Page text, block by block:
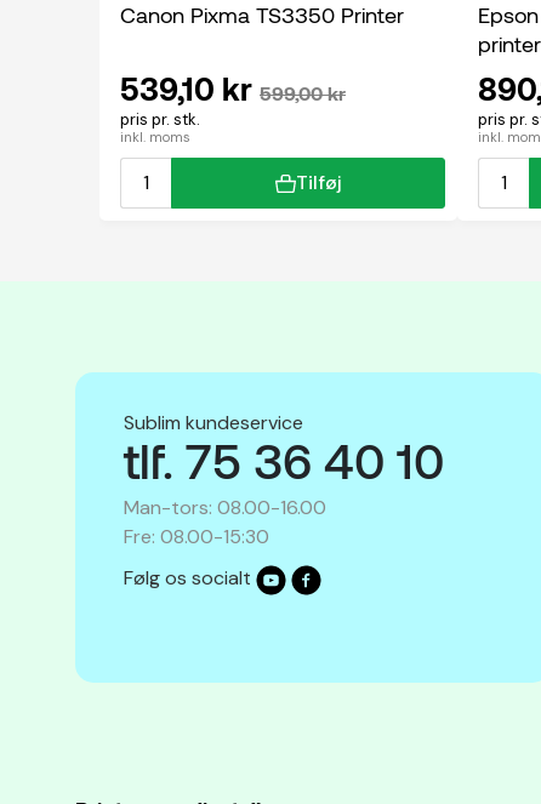
Canon Pixma TS3350 Printer
pris pr. stk.
inkl. moms
539,10 kr 599,00 kr
Tilføj
pris pr.
inkl.
Sublim kundeservice
tlf. 75 36 40 10
Man-tors: 08.00-16.00
Fre: 08.00-15:30
Følg os socialt